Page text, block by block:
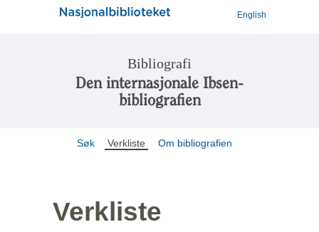
English
Bibliografi
Den internasjonale Ibsen-
bibliografien
Søk Verkliste Om bibliografien
Verkliste